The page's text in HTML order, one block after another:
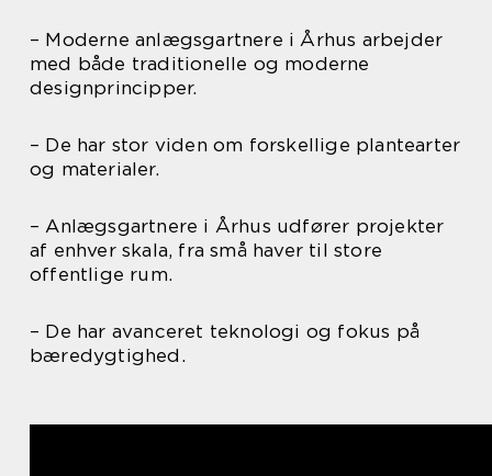
– Moderne anlægsgartnere i Århus arbejder
med både traditionelle og moderne
designprincipper.
– De har stor viden om forskellige plantearter
og materialer.
– Anlægsgartnere i Århus udfører projekter
af enhver skala, fra små haver til store
offentlige rum.
– De har avanceret teknologi og fokus på
bæredygtighed.